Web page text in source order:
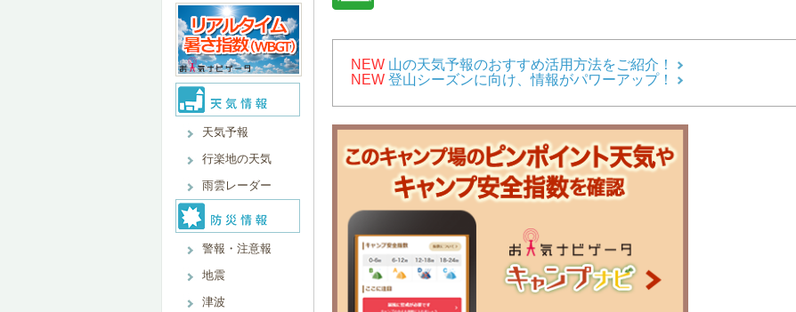
天気予報
行楽地の天気
雨雲レーダー
警報・注意報
地震
津波
NEW 山の天気予報のおすすめ活用方法をご紹介！
NEW 登山シーズンに向け、情報がパワーアップ！